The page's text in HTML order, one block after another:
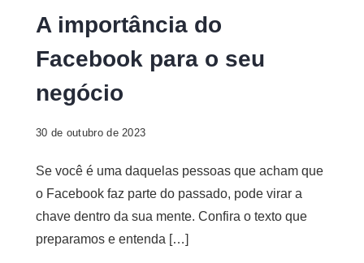
importância
do
A importância do
Facebook para o seu
negócio
30 de outubro de 2023
Se você é uma daquelas pessoas que acham que
o Facebook faz parte do passado, pode virar a
chave dentro da sua mente. Confira o texto que
preparamos e entenda […]